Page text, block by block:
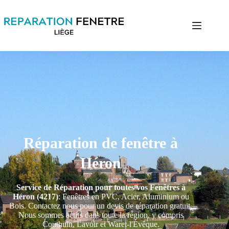
Réparation de fenêtre à
Héron
Service de Réparation pour toutes vos Fenêtres à
Héron (4217): Fenêtres en PVC, Acier, Aluminium ou
Bois. Contactez nous pour un devis de réparation gratuit.
Nous sommes actifs dans toute la région, y compris
Couthuin, Lavoir et Waret-l'Évêque.